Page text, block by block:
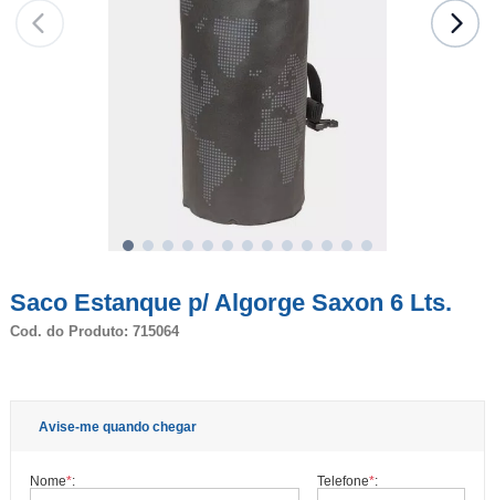
Saco Estanque p/ Algorge Saxon 6 Lts.
Cod. do Produto: 715064
Avise-me quando chegar
Nome*: Telefone*: